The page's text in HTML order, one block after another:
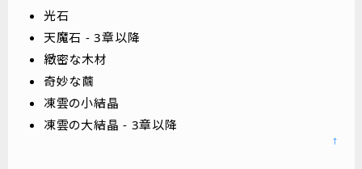
光石
天魔石 - 3章以降
緻密な木材
奇妙な繭
凍雲の小結晶
凍雲の大結晶 - 3章以降
↑